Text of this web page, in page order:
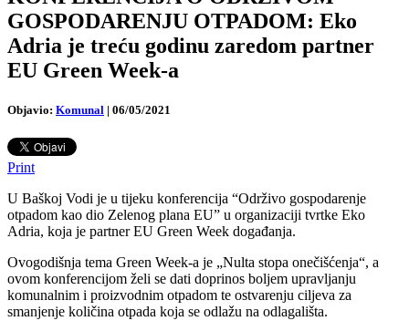
GOSPODARENJU OTPADOM: Eko
Adria je treću godinu zaredom partner
EU Green Week-a
Objavio: Komunal | 06/05/2021
Print
U Baškoj Vodi je u tijeku konferencija “Održivo gospodarenje
otpadom kao dio Zelenog plana EU” u organizaciji tvrtke Eko
Adria, koja je partner EU Green Week događanja.
Ovogodišnja tema Green Week-a je „Nulta stopa onečišćenja“, a
ovom konferencijom želi se dati doprinos boljem upravljanju
komunalnim i proizvodnim otpadom te ostvarenju ciljeva za
smanjenje količina otpada koja se odlažu na odlagališta.